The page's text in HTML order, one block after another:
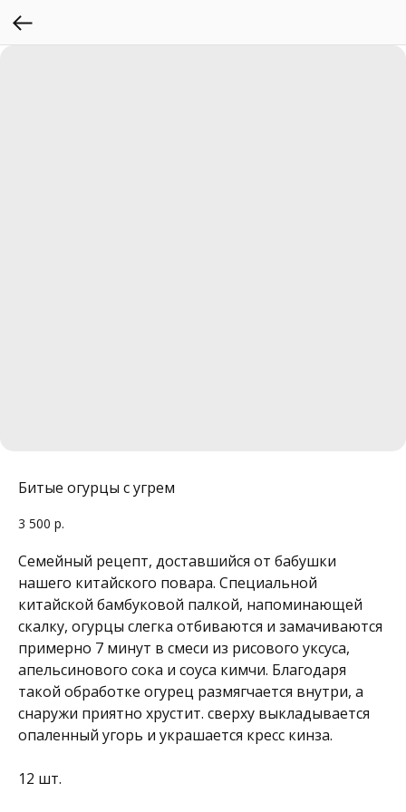
Битые огурцы с угрем
3 500 р.
Семейный рецепт, доставшийся от бабушки
нашего китайского повара. Специальной
китайской бамбуковой палкой, напоминающей
скалку, огурцы слегка отбиваются и замачиваются
примерно 7 минут в смеси из рисового уксуса,
апельсинового сока и соуса кимчи. Благодаря
такой обработке огурец размягчается внутри, а
снаружи приятно хрустит. сверху выкладывается
опаленный угорь и украшается кресс кинза.
12 шт.